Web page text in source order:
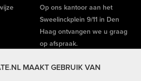
MAAKT GEBRUIK VAN
Op ons kantoor aan het
Sweelinckplein 9/11 in Den
Haag ontvangen we u graag
op afspraak.